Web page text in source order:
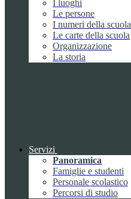
I luoghi
Le persone
I numeri della scuola
Le carte della scuola
Organizzazione
La storia
Servizi
Panoramica
Famiglie e studenti
Personale scolastico
Percorsi di studio